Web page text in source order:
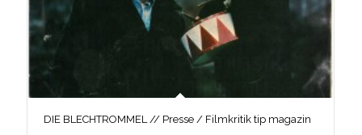
DIE BLECHTROMMEL // Presse / Filmkritik tip magazin